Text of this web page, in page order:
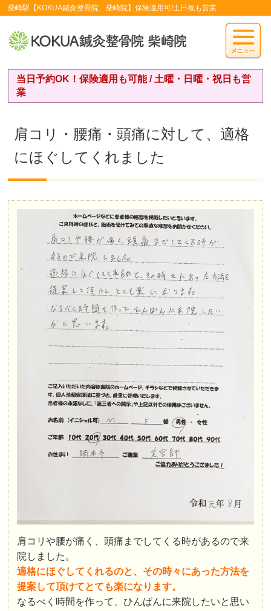
柴崎駅【KOKUA鍼灸整骨院 柴崎院】保険適用可/土日祝も営業
当日予約OK！保険適用も可能 / 土曜・日曜・祝日も営
業
肩コリ・腰痛・頭痛に対して、適格
にほぐしてくれました
肩コリや腰が痛く、頭痛までしてくる時があるので来
院しました。
適格にほぐしてくれるのと、その時々にあった方法を
提案して頂けてとても楽になります。
なるべく時間を作って、ひんぱんに来院したいと思い